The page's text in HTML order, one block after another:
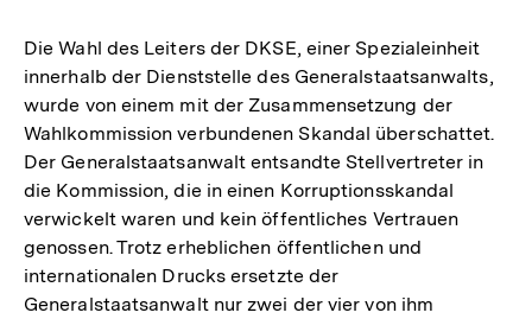
Die Wahl des Leiters der DKSE, einer Spezialeinheit
innerhalb der Dienststelle des Generalstaatsanwalts,
wurde von einem mit der Zusammensetzung der
Wahlkommission verbundenen Skandal überschattet.
Der Generalstaatsanwalt entsandte Stellvertreter in
die Kommission, die in einen Korruptionsskandal
verwickelt waren und kein öffentliches Vertrauen
genossen. Trotz erheblichen öffentlichen und
internationalen Drucks ersetzte der
Generalstaatsanwalt nur zwei der vier von ihm